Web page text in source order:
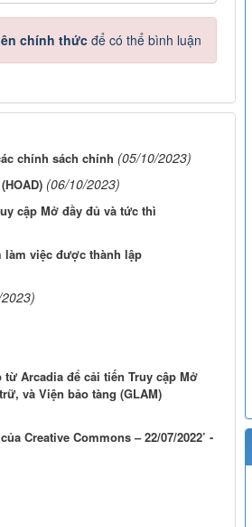
chính thứcđể có thể bình luận
chính sách chính (05/10/2023)
(06/10/2023)
cập Mở đầy đủ và tức thì
làm việc được thành lập
Arcadia để cải tiến Truy cập Mở
và Viện bảo tàng (GLAM)
Creative Commons – 22/07/2022’ -